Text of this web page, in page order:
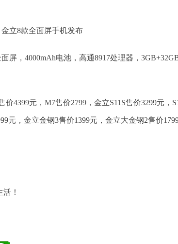
屏，4000mAh电池，高通8917处理器，
价4399元，M7售价2799，金立S11S售价3299元，
元，金立金钢3售价1399元，金立大金钢2售价
！